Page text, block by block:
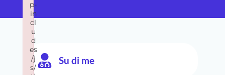
Su di me
p-
in
cl
u
d
es
/j
s/